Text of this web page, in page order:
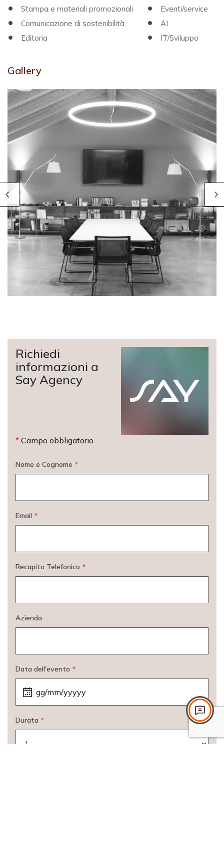
Stampa e materiali promozionali
Comunicazione di sostenibilità
Editoria
Eventi/service
AI
IT/Sviluppo
Gallery
Richiedi
informazioni a
Say Agency
* Campo obbligatorio
Nome e Cognome *
Email *
Recapito Telefonico *
Azienda
Data dell'evento *
Durata *